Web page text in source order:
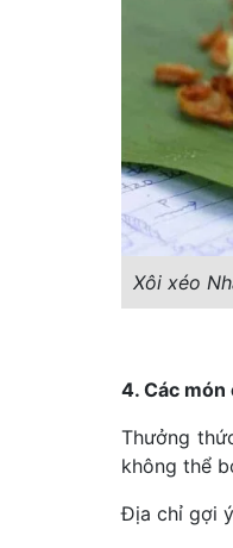
Xôi xéo
4. Các món
Thưởng
không thể
Địa chỉ gợi